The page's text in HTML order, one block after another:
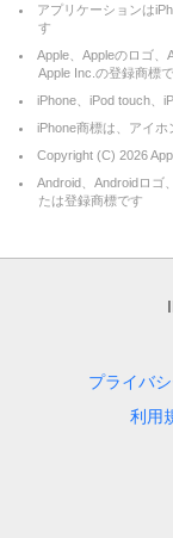
アプリケーションは
す
Apple、Appleのロゴ
Apple Inc.の登録商標
iPhone、iPod touch、
iPhone商標は、アイ
Copyright (C) 2026
Android、Androidロゴ
たは登録商標です
プライバ
利用